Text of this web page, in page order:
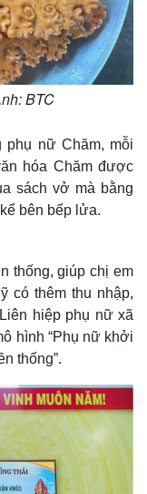
BTC
phụ nữ Chăm, mỗi
hóa Chăm được
sách vở mà bằng
bên bếp lửa.
thống, giúp chị em
có thêm thu nhập,
hiệp phụ nữ xã
hình “Phụ nữ khởi
thống”.